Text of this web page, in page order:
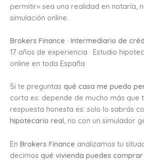
permitir» sea una realidad en notaría,
simulación online.
Brokers Finance · Intermediario de
17 años de experiencia · Estudio
online en toda España
Si te preguntas qué casa me puedo
corta es: depende de mucho más que
respuesta honesta es: solo lo sabrás
hipotecario real, no con un simulador
En Brokers Finance analizamos tu
decimos qué vivienda puedes